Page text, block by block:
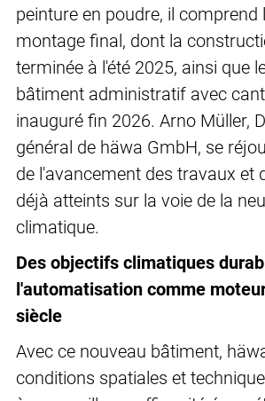
peinture en poudre, il comprend
montage final, dont la
terminée à l'été 2025, ainsi que
bâtiment administratif avec
inauguré fin 2026. Arno Müller,
général de häwa GmbH, se
de l'avancement des travaux et
déjà atteints sur la voie de la
climatique.
Des objectifs climatiques
l'automatisation comme
siècle
Avec ce nouveau bâtiment,
conditions spatiales et